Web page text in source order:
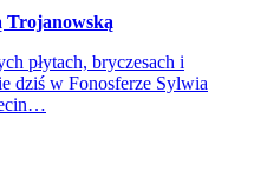
Trojanowską
płytach, bryczesach i
dziś w Fonosferze Sylwia